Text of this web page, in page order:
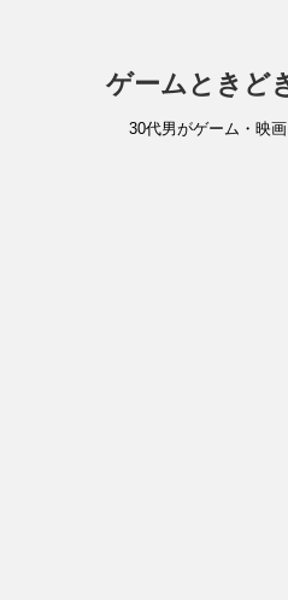
ゲームときど
30代男がゲーム・映